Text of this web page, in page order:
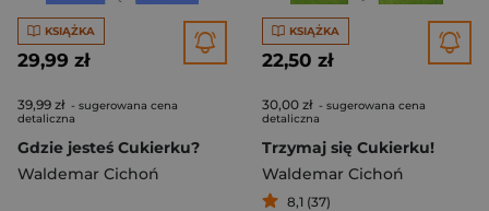
KSIĄŻKA
29,99 zł
39,99 zł - sugerowana cena
detaliczna
Gdzie jesteś Cukierku?
Waldemar Cichoń
KSIĄŻKA
22,50 zł
30,00 zł - sugerowana cena
detaliczna
Trzymaj się Cukierku!
Waldemar Cichoń
8,1 (37)